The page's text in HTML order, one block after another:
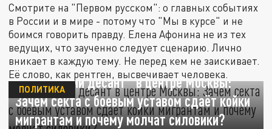
Смотрите на "Первом русском": о главных событиях
в России и в мире - потому что "Мы в курсе" и не
боимся говорить правду. Елена Афонина не из тех
ведущих, что заученно следует сценарию. Лично
вникает в каждую тему. Не перед кем не заискивает.
Её слово, как рентген, высвечивает человека.
"Британский десант" в центре Москвы:
Зачем секта с боевым уставом сдаёт койки
мигрантам и почему молчат силовики?
ПОЛИТИКА